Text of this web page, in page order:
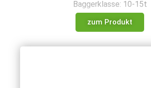
Baggerklasse: 10-15t
zum Produkt